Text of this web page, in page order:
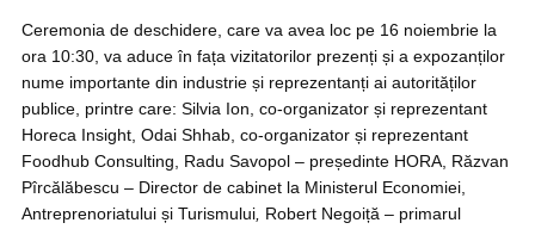
Ceremonia de deschidere, care va avea loc pe 16 noiembrie la
ora 10:30, va aduce în fața vizitatorilor prezenți și a expozanților
nume importante din industrie și reprezentanți ai autorităților
publice, printre care: Silvia Ion, co-organizator și reprezentant
Horeca Insight, Odai Shhab, co-organizator și reprezentant
Foodhub Consulting, Radu Savopol – președinte HORA, Răzvan
Pîrcălăbescu – Director de cabinet la Ministerul Economiei,
Antreprenoriatului și Turismului Robert Negoiță – primarul